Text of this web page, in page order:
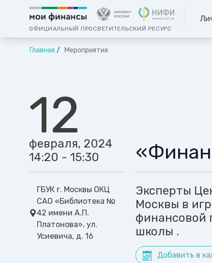
ОФИЦИАЛЬНЫЙ ПРОСВЕТИТЕЛЬСКИЙ РЕСУРС
Главная Мероприятия
12
февраля, 2024
14:20 - 15:30
ГБУК г. Москвы ОКЦ
САО «Библиотека №
42 имени А.П.
Платонова», ул.
Усиевича, д. 16
Эксперты
Москвы в
финансовой
школы .
Добавить в